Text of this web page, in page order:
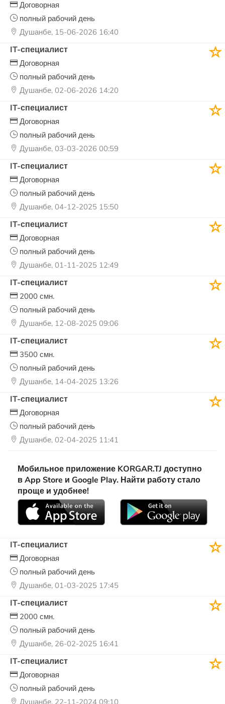
Договорная
полный рабочий день
Душанбе, 15-06-2026 16:40
IT-специалист
Договорная
полный рабочий день
Душанбе, 02-06-2026 14:20
IT-специалист
Договорная
полный рабочий день
Душанбе, 03-03-2026 00:59
IT-специалист
Договорная
полный рабочий день
Душанбе, 04-12-2025 15:50
IT-специалист
Договорная
полный рабочий день
Душанбе, 01-11-2025 12:49
IT-специалист
2000 смн.
полный рабочий день
Душанбе, 12-08-2025 09:06
IT-специалист
3500 смн.
полный рабочий день
Душанбе, 14-04-2025 13:26
IT-специалист
Договорная
полный рабочий день
Душанбе, 02-04-2025 11:41
Мобильное приложение KORGAR.TJ доступно
в App Store и Google Play. Найти работу стало
проще и удобнее!
IT-специалист
Договорная
полный рабочий день
Душанбе, 01-03-2025 17:45
IT-специалист
2000 смн.
полный рабочий день
Душанбе, 26-02-2025 16:41
IT-специалист
Договорная
полный рабочий день
Душанбе, 22-11-2024 09:10